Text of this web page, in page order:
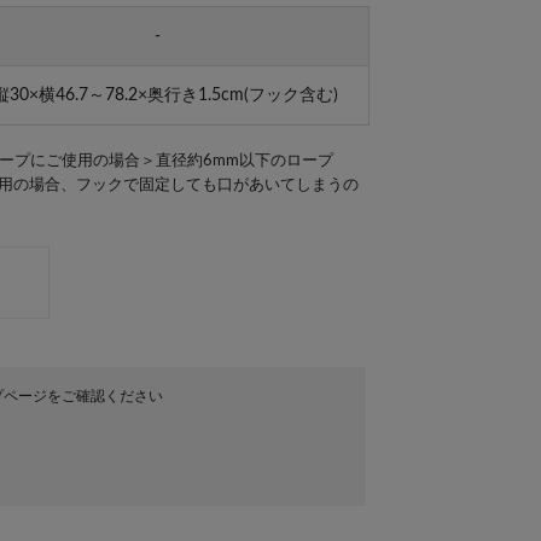
-
30×横46.7～78.2×奥行き1.5cm(フック含む)
プにご使用の場合＞直径約6mm以下のロープ
の場合、フックで固定しても口があいてしまうの
ージをご確認ください